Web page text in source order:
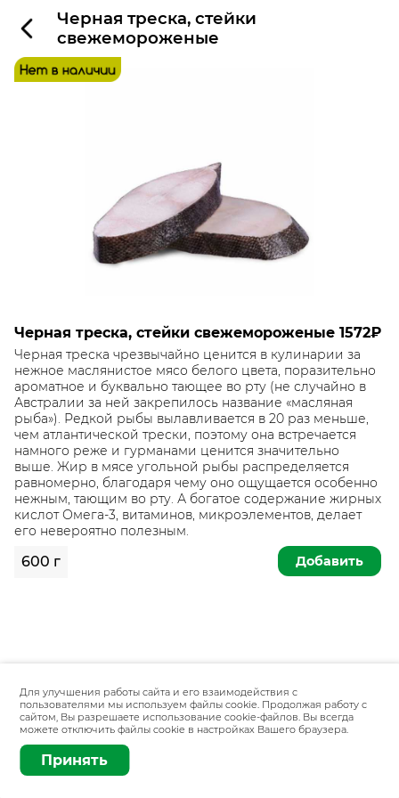
Черная треска, стейки
свежемороженые
Черная треска, стейки свежемороженые 1572₽
Черная треска чрезвычайно ценится в кулинарии за
нежное маслянистое мясо белого цвета, поразительно
ароматное и буквально тающее во рту (не случайно в
Австралии за ней закрепилось название «масляная
рыба»). Редкой рыбы вылавливается в 20 раз меньше,
чем атлантической трески, поэтому она встречается
намного реже и гурманами ценится значительно
выше. Жир в мясе угольной рыбы распределяется
равномерно, благодаря чему оно ощущается особенно
нежным, тающим во рту. А богатое содержание жирных
кислот Омега-3, витаминов, микроэлементов, делает
его невероятно полезным.
600 г Добавить
Для улучшения работы сайта и его взаимодействия с
пользователями мы используем файлы cookie. Продолжая работу с
сайтом, Вы разрешаете использование cookie-файлов. Вы всегда
можете отключить файлы cookie в настройках Вашего браузера.
Принять